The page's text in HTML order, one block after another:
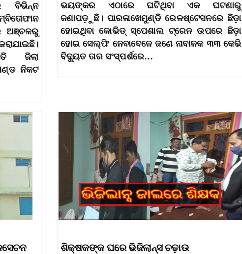
ବିଭିନ୍ନ
ଅଞ୍ଚଳରୁ
ଜିଲା
ନିକଟ
ଭୟଙ୍କର ଏଠାରେ ଘଟିଥିବା ଏକ ଘଟଣାରୁ
ଜଣାପଡ଼ୁଛି। ପାରଳାଖେମୁଣ୍ଡି ରେଳଷ୍ଟେସନରେ ଛିଡ଼ା
ହୋଇଥିବା କୋଭିଡ୍‌ ସ୍ପେଶାଲ ଟ୍ରେନ ଉପରେ ଛିଡ଼ା
ହୋଇ ସେଲ୍‌ଫି ନେବାବେଳେ ଜଣେ ନାବାଳକ ୩୩ କେଭି
ବିଦ୍ୟୁତ ତାର ସଂସ୍ପର୍ଶରେ…
ଶିକ୍ଷକଙ୍କ ଘରେ ଭିଜିଲାନ୍ସ ଚଢ଼ାଉ